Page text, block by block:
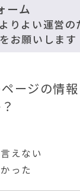
ーム
りよい運営の
お願いします
ージの情
えない
った